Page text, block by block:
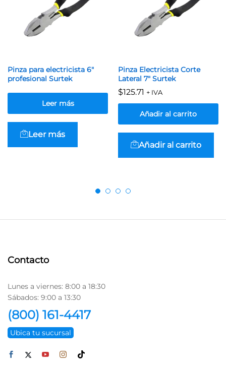
Pinza para electricista 6″
profesional Surtek
Leer más
Leer más
Pinza Electricista Corte
Lateral 7″ Surtek
$125.71 + IVA
Añadir al carrito
Añadir al carrito
Contacto
Lunes a viernes: 8:00 a 18:30
Sábados: 9:00 a 13:30
(800) 161-4417
Ubica tu sucursal